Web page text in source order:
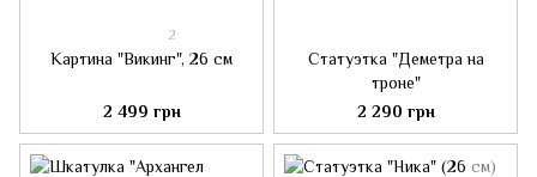
2
Картина "Викинг", 26 см
2 499 грн
Статуэтка "Деметра на
троне"
2 290 грн